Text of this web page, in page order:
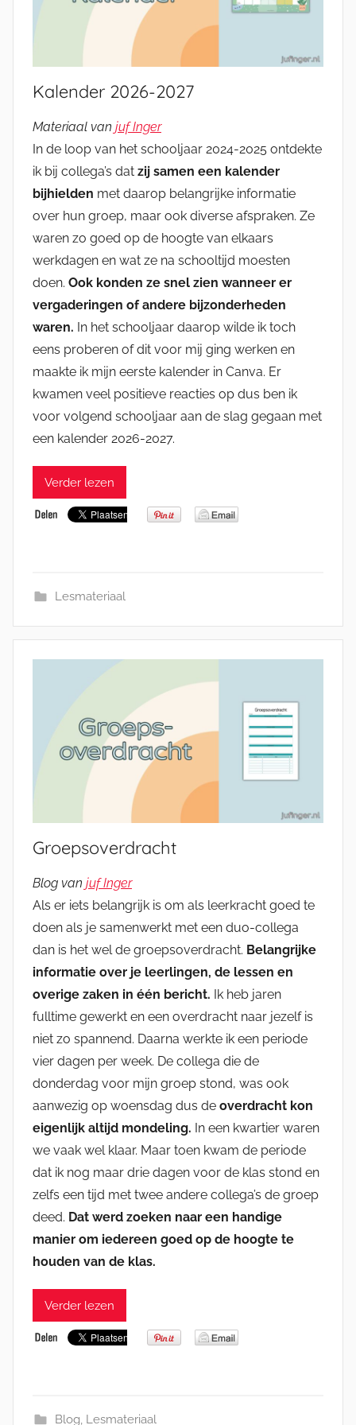
Kalender 2026-2027
Materiaal van juf Inger
In de loop van het schooljaar 2024-2025 ontdekte
ik bij collega’s dat zij samen een kalender
bijhielden met daarop belangrijke informatie
over hun groep, maar ook diverse afspraken. Ze
waren zo goed op de hoogte van elkaars
werkdagen en wat ze na schooltijd moesten
doen. Ook konden ze snel zien wanneer er
vergaderingen of andere bijzonderheden
waren. In het schooljaar daarop wilde ik toch
eens proberen of dit voor mij ging werken en
maakte ik mijn eerste kalender in Canva. Er
kwamen veel positieve reacties op dus ben ik
voor volgend schooljaar aan de slag gegaan met
een kalender 2026-2027.
Verder lezen
Lesmateriaal
Groepsoverdracht
Blog van juf Inger
Als er iets belangrijk is om als leerkracht goed te
doen als je samenwerkt met een duo-collega
dan is het wel de groepsoverdracht. Belangrijke
informatie over je leerlingen, de lessen en
overige zaken in één bericht. Ik heb jaren
fulltime gewerkt en een overdracht naar jezelf is
niet zo spannend. Daarna werkte ik een periode
vier dagen per week. De collega die de
donderdag voor mijn groep stond, was ook
aanwezig op woensdag dus de overdracht kon
eigenlijk altijd mondeling. In een kwartier waren
we vaak wel klaar. Maar toen kwam de periode
dat ik nog maar drie dagen voor de klas stond en
zelfs een tijd met twee andere collega’s de groep
deed. Dat werd zoeken naar een handige
manier om iedereen goed op de hoogte te
houden van de klas.
Verder lezen
Blog, Lesmateriaal